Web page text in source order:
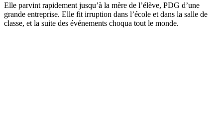
Elle parvint rapidement jusqu’à la mère de l’élève, PDG d’une
grande entreprise. Elle fit irruption dans l’école et dans la salle de
classe, et la suite des événements choqua tout le monde.